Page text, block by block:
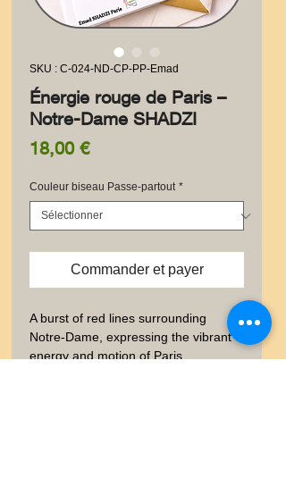
SKU : C-024-ND-CP-PP-Emad
Énergie rouge de Paris –
Notre-Dame SHADZI
18,00 €Prix
Couleur biseau Passe-partout *
Commander et payer
A burst of red lines surrounding
Notre-Dame, expressing the vibrant
energy and motion of Paris.